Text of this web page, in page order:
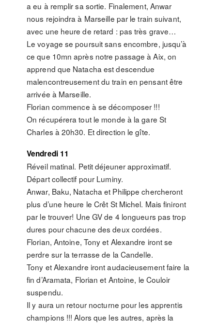
a eu à remplir sa sortie. Finalement, Anwar
nous rejoindra à Marseille par le train suivant,
avec une heure de retard : pas très grave…
Le voyage se poursuit sans encombre, jusqu’à
ce que 10mn après notre passage à Aix, on
apprend que Natacha est descendue
malencontreusement du train en pensant être
arrivée à Marseille.
Florian commence à se décomposer !!!
On récupérera tout le monde à la gare St
Charles à 20h30. Et direction le gîte.
Vendredi 11
Réveil matinal. Petit déjeuner approximatif.
Départ collectif pour Luminy.
Anwar, Baku, Natacha et Philippe chercheront
plus d’une heure le Crêt St Michel. Mais finiront
par le trouver! Une GV de 4 longueurs pas trop
dures pour chacune des deux cordées.
Florian, Antoine, Tony et Alexandre iront se
perdre sur la terrasse de la Candelle.
Tony et Alexandre iront audacieusement faire la
fin d’Aramata, Florian et Antoine, le Couloir
suspendu.
Il y aura un retour nocturne pour les apprentis
champions !!! Alors que les autres, après la